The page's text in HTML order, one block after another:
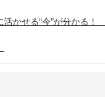
せる“今”が分かる！